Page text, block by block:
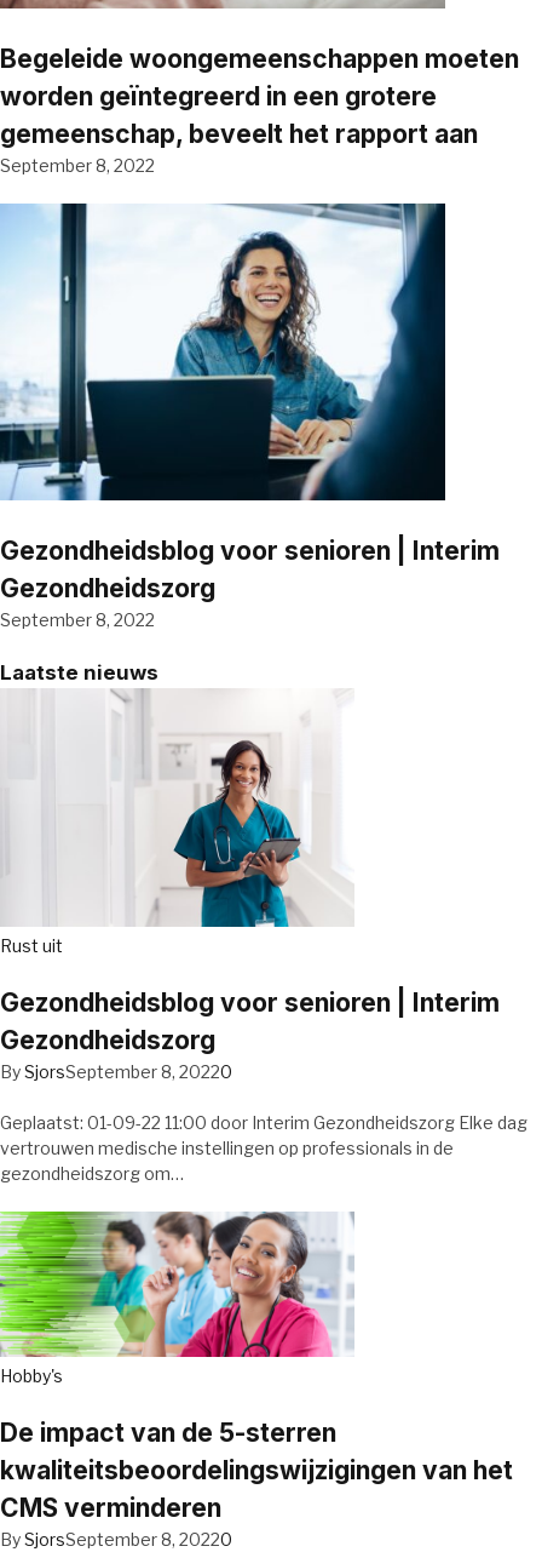
Begeleide woongemeenschappen moeten
worden geïntegreerd in een grotere
gemeenschap, beveelt het rapport aan
September 8, 2022
Gezondheidsblog voor senioren | Interim
Gezondheidszorg
September 8, 2022
Laatste nieuws
Rust uit
Gezondheidsblog voor senioren | Interim
Gezondheidszorg
BySjorsSeptember 8, 20220
Geplaatst: 01-09-22 11:00 door Interim Gezondheidszorg Elke dag
vertrouwen medische instellingen op professionals in de
gezondheidszorg om…
Hobby's
De impact van de 5-sterren
kwaliteitsbeoordelingswijzigingen van het
CMS verminderen
BySjorsSeptember 8, 20220